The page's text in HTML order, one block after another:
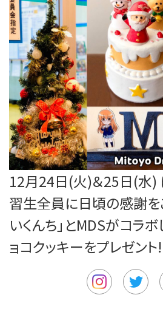
12月24日(火)＆25日(水)
習生全員に日頃の感謝を
いくんち」とMDSがコラ
ョコクッキーをプレゼン